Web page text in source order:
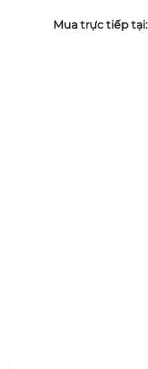
Mua trực tiếp tại: